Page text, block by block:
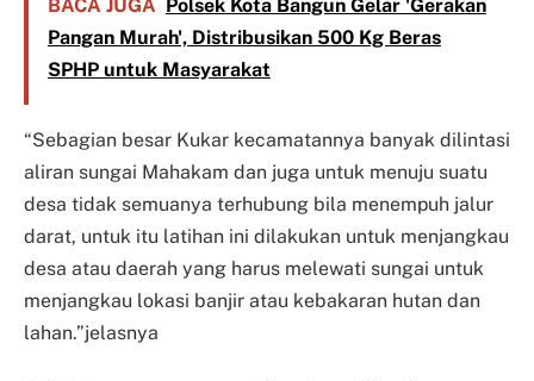
BACA JUGA Polsek Kota Bangun Gelar 'Gerakan
Pangan Murah', Distribusikan 500 Kg Beras
SPHP untuk Masyarakat
“Sebagian besar Kukar kecamatannya banyak dilintasi
aliran sungai Mahakam dan juga untuk menuju suatu
desa tidak semuanya terhubung bila menempuh jalur
darat, untuk itu latihan ini dilakukan untuk menjangkau
desa atau daerah yang harus melewati sungai untuk
menjangkau lokasi banjir atau kebakaran hutan dan
lahan.”jelasnya